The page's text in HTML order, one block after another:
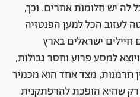
לה יש חלומות אחרים. וכך,
לעזוב הכל למען הפנטזיה
ישראלים בארץ
למסע פרוע וחסר גבולות,
חרמנות, מצד אחד הוא מכמיר
רק שהיא הופכת להרפתקנית